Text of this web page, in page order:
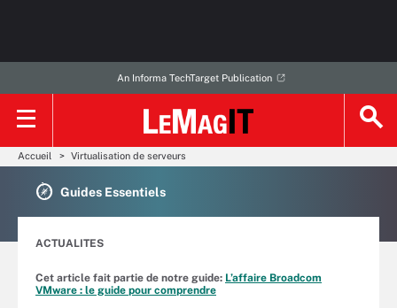
An Informa TechTarget Publication
Accueil Virtualisation de serveurs
Guides Essentiels
ACTUALITES
Cet article fait partie de notre guide: L’affaire Broadcom
VMware : le guide pour comprendre